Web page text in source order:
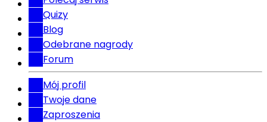
Quizy
Blog
Odebrane nagrody
Forum
Mój profil
Twoje dane
Zaproszenia